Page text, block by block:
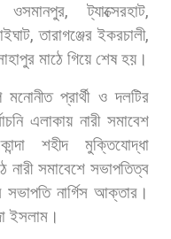
ওসমানপুর,ট্যাক্সেরহাট,
,তারাগঞ্জের ইকরচালী,
মাঠে গিয়ে শেষ হয়।
মনোনীত প্রার্থী ও দলটির
এলাকায় নারী সমাবেশ
শহীদ
মুক্তিযোদ্ধা
নারী সমাবেশে সভাপতিত্ব
সভাপতি নার্গিস আক্তার।
ইসলাম।